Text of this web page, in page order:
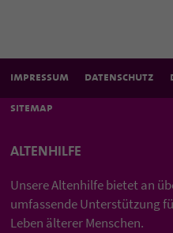
impressum datenschutz
sitemap
ALTENHILFE
Unsere Altenhilfe bietet an
umfassende Unterstützung
Leben älterer Menschen.